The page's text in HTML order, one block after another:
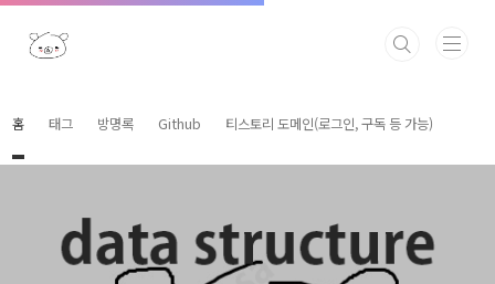
본문 바로가기
홈 태그 방명록 Github 티스토리 도메인(로그인, 구독 등 가능)